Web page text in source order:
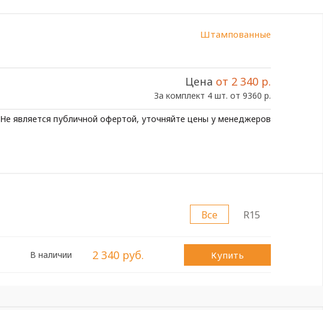
Штампованные
Цена от 2 340 р.
За комплект 4 шт. от 9360 р.
Не является публичной офертой, уточняйте цены у менеджеров
Все R15
В наличии 2 340 руб. Купить